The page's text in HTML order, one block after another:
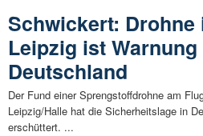
Schwickert: Drohne
Leipzig ist
Deutschland
Der Fund einer Sprengstoffdrohne am
Leipzig/Halle hat die Sicherheitslage in
erschüttert. ...